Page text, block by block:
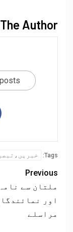
Author
Tags:
Previous
ملتان سے
اور
مراسلے